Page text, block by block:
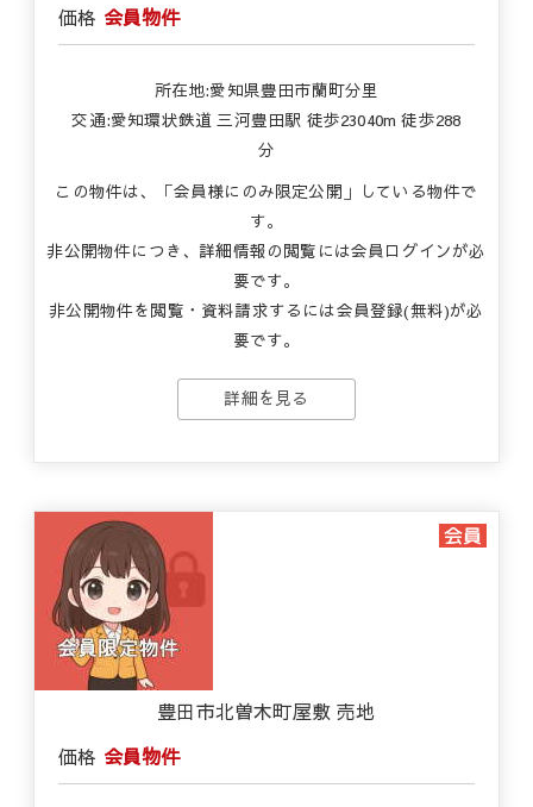
価格 会員物件
所在地:愛知県豊田市蘭町分里
交通:愛知環状鉄道 三河豊田駅 徒歩23040m 徒歩288
分
この物件は、「会員様にのみ限定公開」している物件で
す。
非公開物件につき、詳細情報の閲覧には会員ログインが必
要です。
非公開物件を閲覧・資料請求するには会員登録(無料)が必
要です。
詳細を見る
豊田市北曽木町屋敷 売地
価格 会員物件